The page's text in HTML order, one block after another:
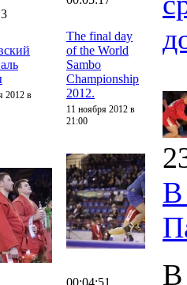
2012 в
The final day
of the World
Sambo
Championship
2012.
11 ноября 2012 в
21:00
00:04:51
В
В